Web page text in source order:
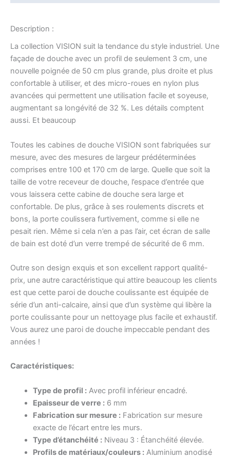
Description :
La collection VISION suit la tendance du style industriel. Une
façade de douche avec un profil de seulement 3 cm, une
nouvelle poignée de 50 cm plus grande, plus droite et plus
confortable à utiliser, et des micro-roues en nylon plus
avancées qui permettent une utilisation facile et soyeuse,
augmentant sa longévité de 32 %. Les détails comptent
aussi. Et beaucoup
Toutes les cabines de douche VISION sont fabriquées sur
mesure, avec des mesures de largeur prédéterminées
comprises entre 100 et 170 cm de large. Quelle que soit la
taille de votre receveur de douche, l’espace d’entrée que
vous laissera cette cabine de douche sera large et
confortable. De plus, grâce à ses roulements discrets et
bons, la porte coulissera furtivement, comme si elle ne
pesait rien. Même si cela n’en a pas l’air, cet écran de salle
de bain est doté d’un verre trempé de sécurité de 6 mm.
Outre son design exquis et son excellent rapport qualité-
prix, une autre caractéristique qui attire beaucoup les clients
est que cette paroi de douche coulissante est équipée de
série d’un anti-calcaire, ainsi que d’un système qui libère la
porte coulissante pour un nettoyage plus facile et exhaustif.
Vous aurez une paroi de douche impeccable pendant des
années !
Caractéristiques:
Type de profil :Avec profil inférieur encadré.
Epaisseur de verre :6 mm
Fabrication sur mesure :Fabrication sur mesure
exacte de l’écart entre les murs.
Type d’étanchéité :Niveau 3 : Étanchéité élevée.
Profils de matériaux/couleurs :Aluminium anodisé